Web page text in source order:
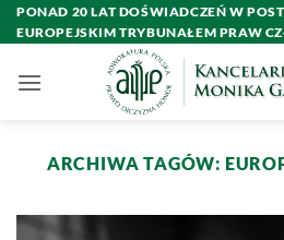
Przewiń
do
PONAD 20 LAT DOŚWIADCZEŃ W
EUROPEJSKIM TRYBUNAŁEM PRAW
ARCHIWA TAGÓW: